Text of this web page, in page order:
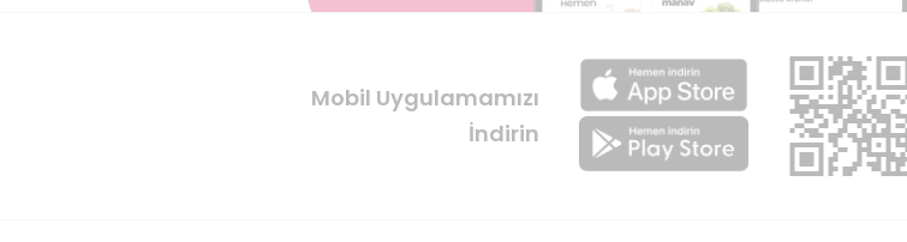
Mobil Uygulamamızı
İndirin